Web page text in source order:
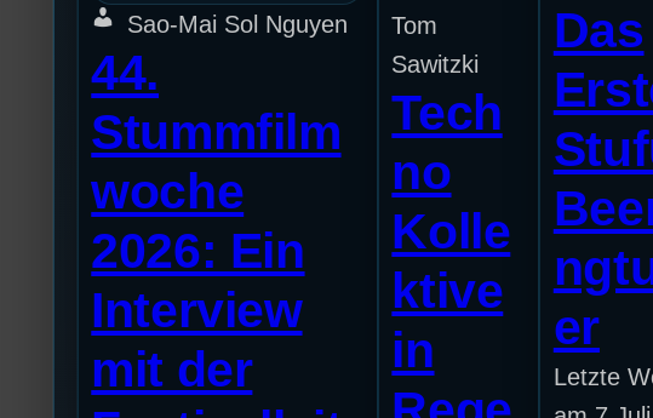
Sao-Mai Sol Nguyen
44.
Stummfilm
woche
2026: Ein
Interview
mit der
Tom
Sawitzki
Tech
no
Kolle
ktive
in
Das
er
Letzte